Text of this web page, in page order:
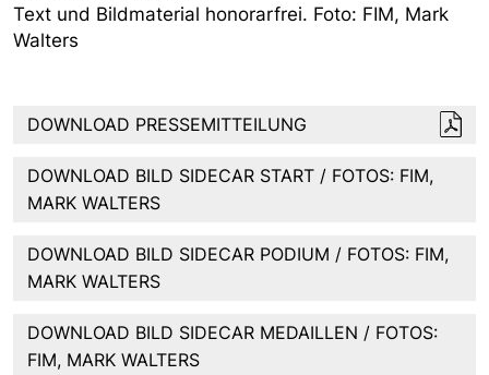
Text und Bildmaterial honorarfrei. Foto: FIM, Mark
Walters
DOWNLOAD PRESSEMITTEILUNG
DOWNLOAD BILD SIDECAR START / FOTOS: FIM,
MARK WALTERS
DOWNLOAD BILD SIDECAR PODIUM / FOTOS: FIM,
MARK WALTERS
DOWNLOAD BILD SIDECAR MEDAILLEN / FOTOS:
FIM, MARK WALTERS